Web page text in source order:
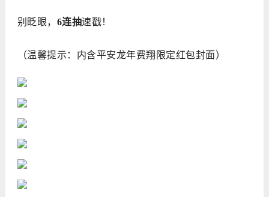
别眨眼， 6连抽速戳！
（温馨提示：内含平安龙年费翔限定红包封面）